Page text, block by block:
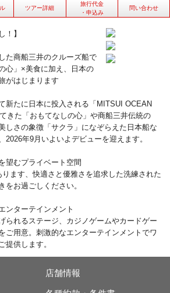
ツアー詳細
旅行代金
・申込み
問い合わせ
！】
た商船三井のクルーズ船で
心」×美食に加え、日本の
がはじまります
新たに日本に投入される「MITSUI OCEAN
きた「おもてなしの心」や商船三井伝統の
しさの象徴「サクラ」になぞらえた日本船な
2026年9月いよいよデビューを迎えます。
望むプライベート空間
ます、快適さと優雅さを追求した洗練された
をお過ごしください。
ンターテインメント
られるステージ、カジノゲームやカードゲー
ご用意。刺激的なエンターテインメントでワ
提供します。
店舗情報